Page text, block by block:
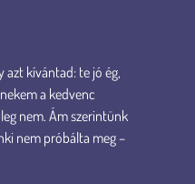
azt kívántad: te jó ég,
a kedvenc
nem. Ám szerintünk
nem próbálta meg –